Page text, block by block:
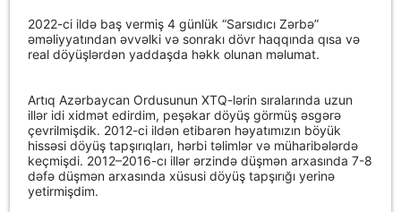
2022-ci ildə baş vermiş 4 günlük “Sarsıdıcı Zərbə”
əməliyyatından əvvəlki və sonrakı dövr haqqında qısa və
real döyüşlərdən yaddaşda həkk olunan məlumat.
Artıq Azərbaycan Ordusunun XTQ-lərin sıralarında uzun
illər idi xidmət edirdim, peşəkar döyüş görmüş əsgərə
çevrilmişdik. 2012-ci ildən etibarən həyatımızın böyük
hissəsi döyüş tapşırıqları, hərbi təlimlər və müharibələrdə
keçmişdi. 2012–2016-cı illər ərzində düşmən arxasında 7-8
dəfə düşmən arxasında xüsusi döyüş tapşırığı yerinə
yetirmişdim.